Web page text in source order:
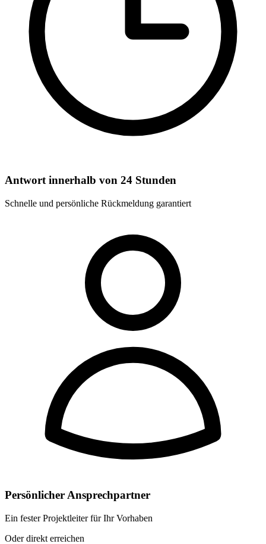
Antwort innerhalb von 24 Stunden
Schnelle und persönliche Rückmeldung garantiert
Persönlicher Ansprechpartner
Ein fester Projektleiter für Ihr Vorhaben
Oder direkt erreichen